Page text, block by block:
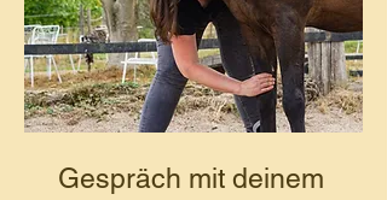
Gespräch mit deinem